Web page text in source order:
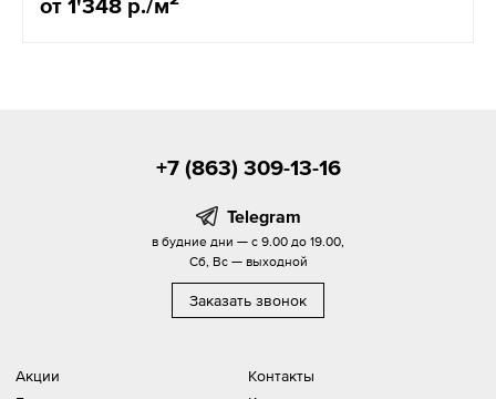
от 1'348 р./м
Акции
Контакты
+7 (863) 309-13-16
Telegram
в будние дни — с 9.00 до 19.00,
Сб, Вс — выходной
Заказать звонок